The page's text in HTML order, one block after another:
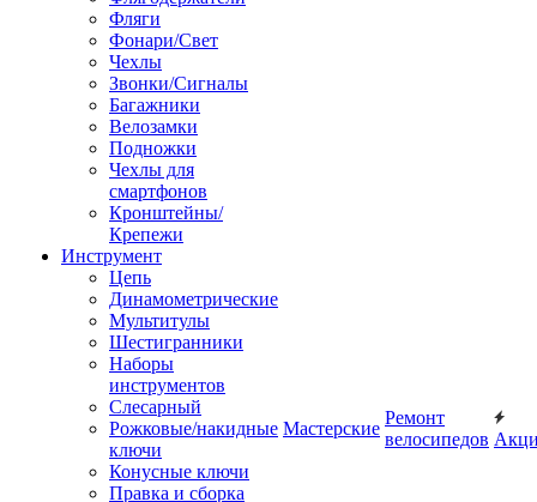
Фляги
Фонари/Свет
Чехлы
Звонки/Сигналы
Багажники
Велозамки
Подножки
Чехлы для
смартфонов
Кронштейны/
Крепежи
Инструмент
Цепь
Динамометрические
Мультитулы
Шестигранники
Наборы
инструментов
Слесарный
Рожковые/накидные
ключи
Конусные ключи
Правка и сборка
Мастерские
Ремонт
велосипедов